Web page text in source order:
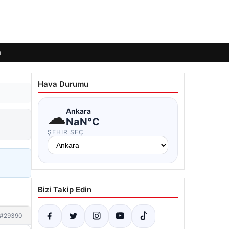
#29390
Hava Durumu
☁Ankara
NaN°C
ŞEHIR SEÇ
Bizi Takip Edin